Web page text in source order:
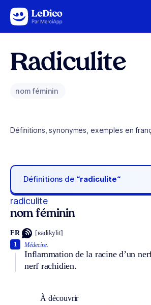
Aller au contenu
Radiculite
nom féminin
Définitions, synonymes, exemples en
Définitions de “radiculite“
radiculite
nom féminin
FR [ʀadikylit]
Médecine.
Inflammation de la racine d’un
nerf rachidien.
1
À découvrir